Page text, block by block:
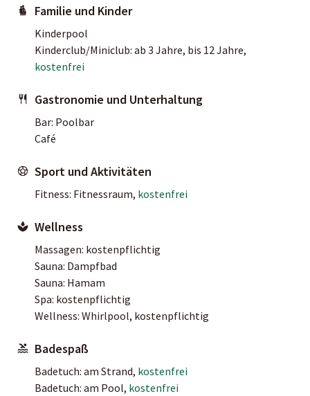
Familie und Kinder
Kinderpool
Kinderclub/Miniclub: ab 3 Jahre, bis 12 Jahre,
kostenfrei
Gastronomie und Unterhaltung
Bar: Poolbar
Café
Sport und Aktivitäten
Fitness: Fitnessraum, kostenfrei
Wellness
Massagen: kostenpflichtig
Sauna: Dampfbad
Sauna: Hamam
Spa: kostenpflichtig
Wellness: Whirlpool, kostenpflichtig
Badespaß
Badetuch: am Strand, kostenfrei
Badetuch: am Pool, kostenfrei